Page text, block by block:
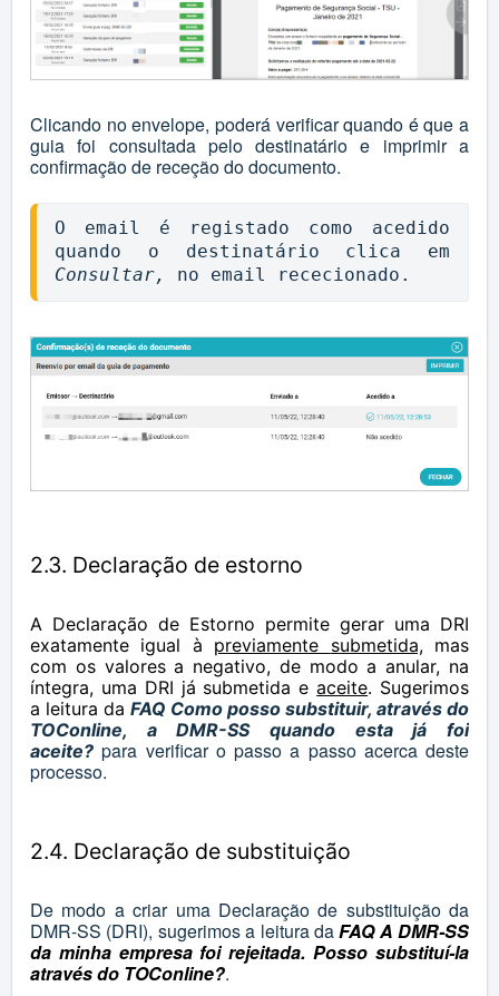
Clicando no envelope, poderá verificar quando é que a
guia foi consultada pelo destinatário e imprimir a
confirmação de receção do documento.
O email é registado como acedido
Consultar,
no email rececionado.
2.3. Declaração de estorno
A Declaração de Estorno permite gerar uma DRI
exatamente igual à previamente submetida,mas
com os valores a negativo, de modo a anular, na
íntegra, uma DRI já submetida eaceite. Sugerimos
a leitura da FAQ Como posso substituir, através do
TOConline, a DMR-SS quando esta já foi
aceite? para verificar o passo a passo acerca deste
processo.
2.4. Declaração de substituição
De modo a criar uma Declaração de substituição da
DMR-SS (DRI), sugerimos a leitura daFAQ A DMR-SS
da minha empresa foi rejeitada. Posso substituí-la
através do TOConline?.